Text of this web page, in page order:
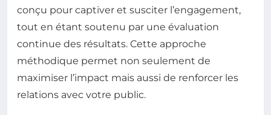
conçu pour captiver et susciter l’engagement,
tout en étant soutenu par une évaluation
continue des résultats. Cette approche
méthodique permet non seulement de
maximiser l’impact mais aussi de renforcer les
relations avec votre public.